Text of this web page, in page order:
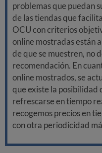
problemas que puedan
de las tiendas que
OCU con criterios
online mostradas están
de que se muestren, no
recomendación. En
online mostrados, se
que existe la posibilidad
refrescarse en tiempo
recogemos precios en
con otra periodicidad